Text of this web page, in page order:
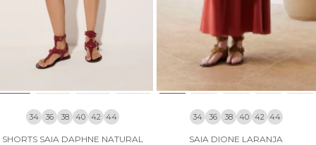
34 36 38 40 42 44
SHORTS SAIA DAPHNE NATURAL
34 36 38 40 42 44
SAIA DIONE LARANJA